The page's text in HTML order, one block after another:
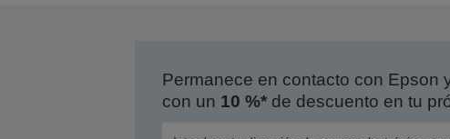
Permanece en contacto con Epson
con un 10 %*de descuento en tu